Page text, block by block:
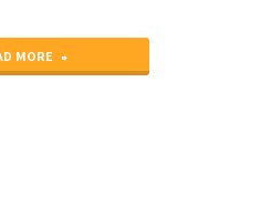
MORE
"Y